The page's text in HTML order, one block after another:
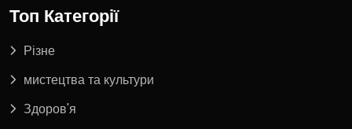
Топ Категорії
Різне
мистецтва та культури
Здоров'я